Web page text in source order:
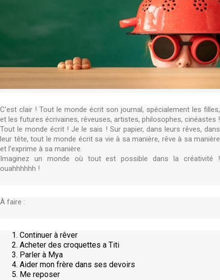
C’est clair ! Tout le monde écrit son journal, spécialement les filles,
et les futures écrivaines, rêveuses, artistes, philosophes, cinéastes !
Tout le monde écrit ! Je le sais ! Sur papier, dans leurs rêves, dans
leur tête, tout le monde écrit sa vie à sa manière, rêve à sa manière
et l’exprime à sa manière.
Imaginez un monde où tout est possible dans la créativité !
ouahhhhhh !
À faire :
Continuer à rêver
Acheter des croquettes a Titi
Parler à Mya
Aider mon frère dans ses devoirs
Me reposer